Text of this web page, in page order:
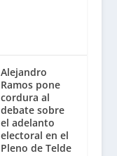
Alejandro
Ramos pone
cordura al
debate sobre
el adelanto
electoral en el
Pleno de Telde